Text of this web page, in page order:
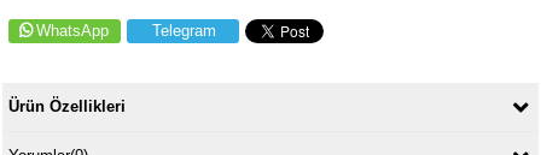
WhatsApp Telegram
Ürün Özellikleri